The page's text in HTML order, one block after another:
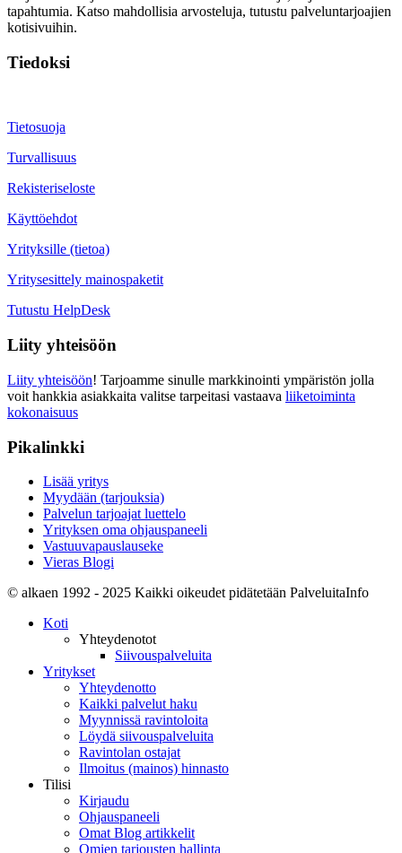
tapahtumia. Katso mahdollisia arvosteluja, tutustu palveluntarjoajien
kotisivuihin.
Tiedoksi
Tietosuoja
Turvallisuus
Rekisteriseloste
Käyttöehdot
Yrityksille (tietoa)
Yritysesittely mainospaketit
Tutustu HelpDesk
Liity yhteisöön
Liity yhteisöön! Tarjoamme sinulle markkinointi ympäristön jolla
voit hankkia asiakkaita valitse tarpeitasi vastaava liiketoiminta
kokonaisuus
Pikalinkki
Lisää yritys
Myydään (tarjouksia)
Palvelun tarjoajat luettelo
Yrityksen oma ohjauspaneeli
Vastuuvapauslauseke
Vieras Blogi
© alkaen 1992 - 2025 Kaikki oikeudet pidätetään PalveluitaInfo
Koti
Yhteydenotot
Siivouspalveluita
Yritykset
Yhteydenotto
Kaikki palvelut haku
Myynnissä ravintoloita
Löydä siivouspalveluita
Ravintolan ostajat
Ilmoitus (mainos) hinnasto
Tilisi
Kirjaudu
Ohjauspaneeli
Omat Blog artikkelit
Omien tarjousten hallinta